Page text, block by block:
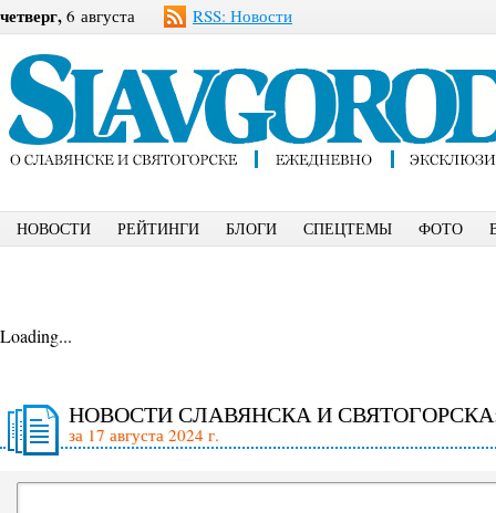
четверг, 6 августа RSS: Новости
НОВОСТИ РЕЙТИНГИ БЛОГИ СПЕЦТЕМЫ ФОТО
Loading...
НОВОСТИ СЛАВЯНСКА И
за 17 августа 2024 г.